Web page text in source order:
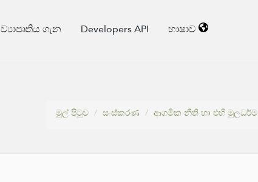
ව්‍යාපෘතිය ගැන Developers API භාෂාව
මුල් පිටුව
සංස්කරණ ආගමික නීති හා එහි මූලධර්ම